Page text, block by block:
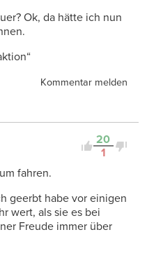
Ok, da hätte ich nun
Kommentar melden
20
1
fahren.
geerbt habe vor einigen
wert, als sie es bei
Freude immer über